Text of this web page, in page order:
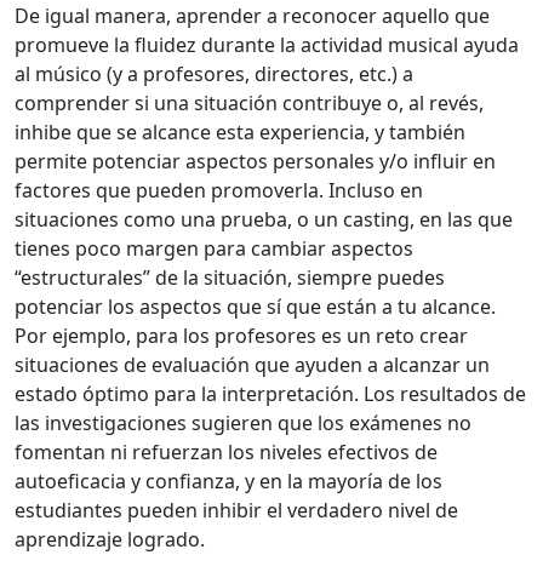
De igual manera, aprender a reconocer aquello que
promueve la fluidez durante la actividad musical ayuda
al músico (y a profesores, directores, etc.) a
comprender si una situación contribuye o, al revés,
inhibe que se alcance esta experiencia, y también
permite potenciar aspectos personales y/o influir en
factores que pueden promoverla. Incluso en
situaciones como una prueba, o un casting, en las que
tienes poco margen para cambiar aspectos
“estructurales” de la situación, siempre puedes
potenciar los aspectos que sí que están a tu alcance.
Por ejemplo, para los profesores es un reto crear
situaciones de evaluación que ayuden a alcanzar un
estado óptimo para la interpretación. Los resultados de
las investigaciones sugieren que los exámenes no
fomentan ni refuerzan los niveles efectivos de
autoeficacia y confianza, y en la mayoría de los
estudiantes pueden inhibir el verdadero nivel de
aprendizaje logrado.